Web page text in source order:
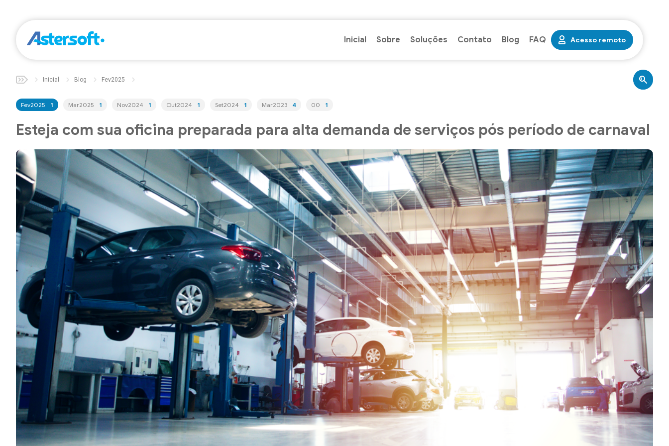
Inicial Sobre Soluções Contato Blog FAQ Acesso remoto
Inicial Blog Fev2025
Mar2025 1
Fev2025 1 Nov2024 1 Out2024 1 Set2024 1 Mar2023 4 00 1
Esteja com sua oficina preparada para alta demanda de serviços pós período de carnaval